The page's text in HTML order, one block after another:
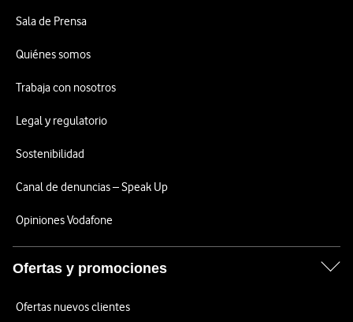
Sala de Prensa
Quiénes somos
Trabaja con nosotros
Legal y regulatorio
Sostenibilidad
Canal de denuncias – Speak Up
Opiniones Vodafone
Ofertas y promociones
Ofertas nuevos clientes